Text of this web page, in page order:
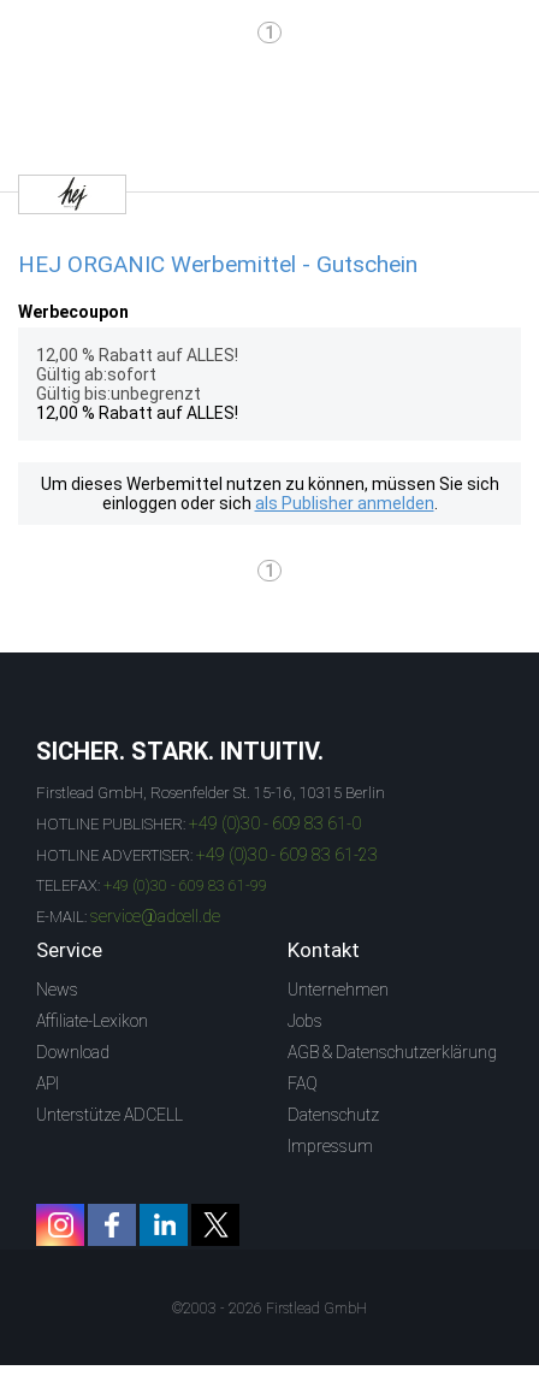
1
HEJ ORGANIC Werbemittel - Gutschein
Werbecoupon
12,00 % Rabatt auf ALLES!
Gültig ab:sofort
Gültig bis:unbegrenzt
12,00 % Rabatt auf ALLES!
Um dieses Werbemittel nutzen zu können, müssen Sie sich
einloggen oder sich als Publisher anmelden
1
SICHER. STARK. INTUITIV.
Firstlead GmbH, Rosenfelder St. 15-16, 10315 Berlin
HOTLINE PUBLISHER: +49 (0)30 - 609 83 61-0
HOTLINE ADVERTISER: +49 (0)30 - 609 83 61-23
TELEFAX: +49 (0)30 - 609 83 61-99
E-MAIL: service@adcell.de
Service
News
Affiliate-Lexikon
Download
API
Unterstütze ADCELL
Kontakt
Unternehmen
Jobs
AGB & Datenschutzerklärung
FAQ
Datenschutz
Impressum
©2003 - 2026 Firstlead GmbH